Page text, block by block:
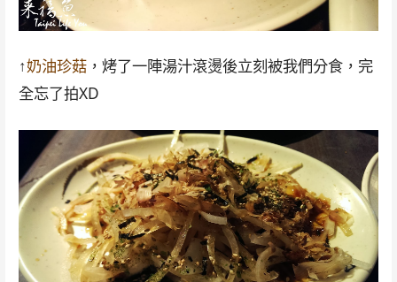
↑奶油珍菇，烤了一陣湯汁滾燙後立刻被我們分食，完
全忘了拍XD